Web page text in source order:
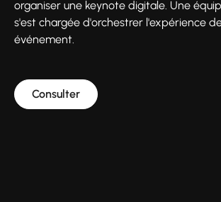
organiser une keynote digitale. Une
s'est chargée d'orchestrer l'expérience
événement.
Consulter